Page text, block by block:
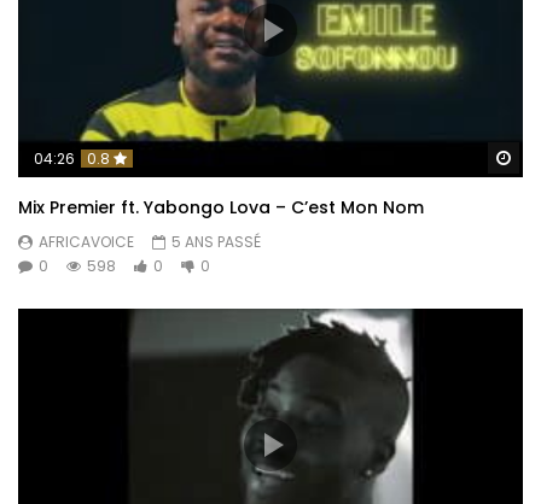
04:26 0.8
Mix Premier ft. Yabongo Lova – C’est Mon Nom
AFRICAVOICE
5 ANS PASSÉ
0
598 0 0